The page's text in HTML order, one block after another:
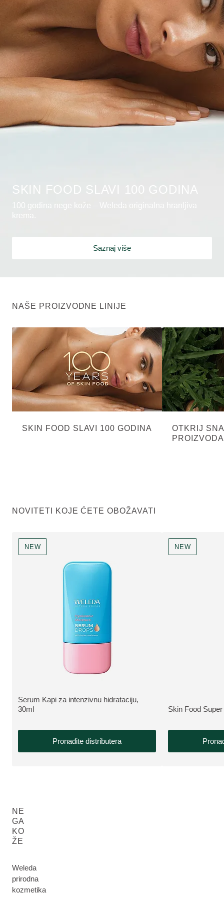
SKIN FOOD SLAVI 100 GODINA
100 godina nege kože – Weleda originalna hranljiva
krema.
Saznaj više
NAŠE PROIZVODNE LINIJE
SKIN FOOD SLAVI 100 GODINA
OTKRIJ
PROIZVODA
NOVITETI KOJE ĆETE OBOŽAVATI
NEW
VIŠE INFORMACIJA:
Serum Kapi za intenzivnu hidrataciju,
30ml
Pronađite distributera
NEW
VIŠE
Skin Food
NE
GA
KO
ŽE
Weleda
prirodna
kozmetika